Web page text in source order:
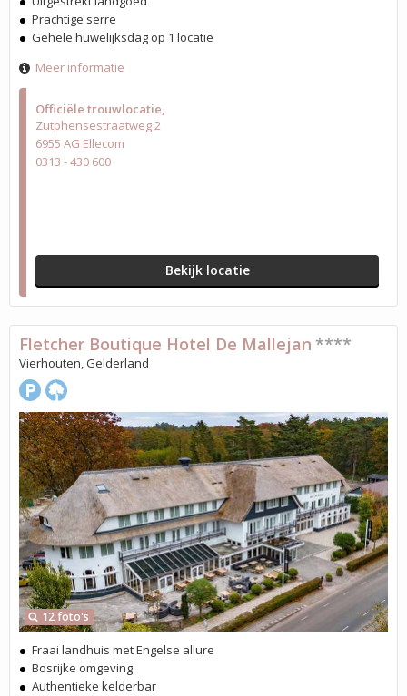
Officiële trouwlocatie
Zutphensestraatweg 2
6955 AG Ellecom
0313 - 430 600
Bekijk locatie
Prachtige serre
Gehele huwelijksdag op 1 locatie
Meer informatie
12 foto's
Fletcher Boutique Hotel De Mallejan ****
Vierhouten, Gelderland
Fraai landhuis met Engelse allure
Bosrijke omgeving
Authentieke kelderbar